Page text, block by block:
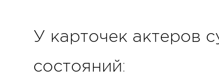
У карточек актеров
состояний: